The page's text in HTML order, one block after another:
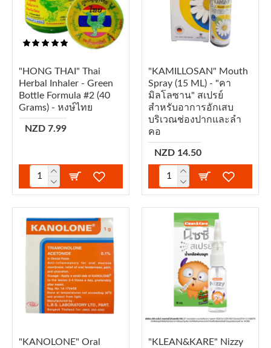
"HONG THAI" Thai
Herbal Inhaler - Green
Bottle Formula #2 (40
Grams) - หงษ์ไทย
NZD 7.99
"KAMILLOSAN" Mouth
Spray (15 ML) - "คา
มิลโลซาน" สเปรย์
สำหรับอาการอักเสบ
บริเวณช่องปากและลำ
คอ
NZD 14.50
"KANOLONE" Oral
"KLEAN&KARE" Nizzy